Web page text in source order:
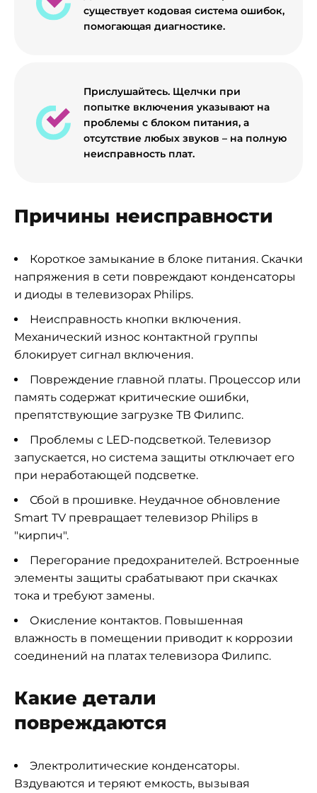
существует кодовая система ошибок,
помогающая диагностике.
Прислушайтесь. Щелчки при
попытке включения указывают на
проблемы с блоком питания, а
отсутствие любых звуков – на полную
неисправность плат.
Причины неисправности
Короткое замыкание в блоке питания. Скачки
напряжения в сети повреждают конденсаторы
и диоды в телевизорах Philips.
Неисправность кнопки включения.
Механический износ контактной группы
блокирует сигнал включения.
Повреждение главной платы. Процессор или
память содержат критические ошибки,
препятствующие загрузке ТВ Филипс.
Проблемы с LED-подсветкой. Телевизор
запускается, но система защиты отключает его
при неработающей подсветке.
Сбой в прошивке. Неудачное обновление
Smart TV превращает телевизор Philips в
"кирпич".
Перегорание предохранителей. Встроенные
элементы защиты срабатывают при скачках
тока и требуют замены.
Окисление контактов. Повышенная
влажность в помещении приводит к коррозии
соединений на платах телевизора Филипс.
Какие детали
повреждаются
Электролитические конденсаторы.
Вздуваются и теряют емкость, вызывая